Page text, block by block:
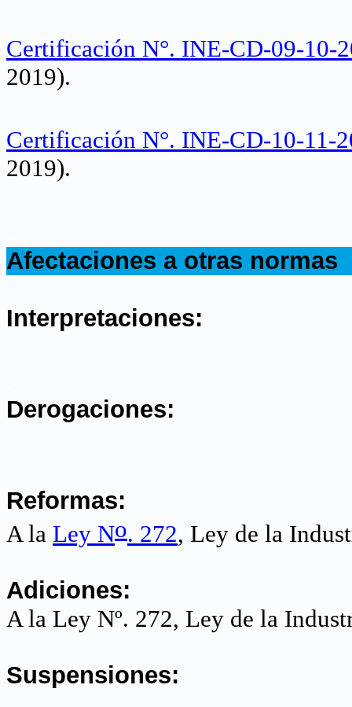
Certificación N°. INE-CD-09-10-
2019).
Certificación N°. INE-CD-10-11-
2019).
Afectaciones a otras normas
Interpretaciones:
Derogaciones:
Reformas:
A la Ley No. 272, Ley de la
Adiciones:
A la Ley Nº. 272, Ley de la
Suspensiones: